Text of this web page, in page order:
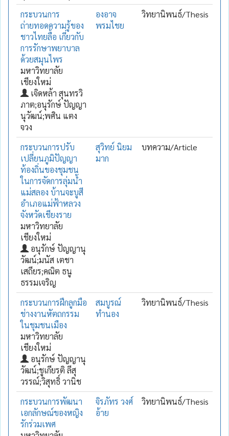
กระบวนการ
ถ่ายทอดความรู้ของ
ชาวไทยลื้อ เกี่ยวกับ
การรักษาพยาบาล
ด้วยสมุนไพร
มหาวิทยาลัย
เชียงใหม่
เจิดหล้า สุนทรวิ
ภาต;อนุรักษ์ ปัญญา
นุวัฒน์;พศิน แตง
จวง
องอาจ
พรมไชย
วิทยานิพนธ์/Thesis
กระบวนการปรับ
เปลี่ยนภูมิปัญญา
ท้องถิ่นของชุมชน
ในการจัดการลุ่มน้ำ
แม่สลอง บ้านจะบูสี
อำเภอแม่ฟ้าหลวง
จังหวัดเชียงราย
มหาวิทยาลัย
เชียงใหม่
อนุรักษ์ ปัญญานุ
วัฒน์;มนัส เตชา
เสถียร;คณิต ธนู
ธรรมเจริญ
สุวิทย์ นิยม
มาก
บทความ/Article
กระบวนการฝึกลูกมือ
ช่างงานหัตถกรรม
ในชุมชนเมือง
มหาวิทยาลัย
เชียงใหม่
อนุรักษ์ ปัญญานุ
วัฒน์;ชูเกียรติ ลีสุ
วรรณ์;วิสุทธิ์ วานิช
สมบูรณ์
ทำนอง
วิทยานิพนธ์/Thesis
กระบวนการพัฒนา
เอกลักษณ์ของหญิง
รักร่วมเพศ
จิรภัทร วงศ์
อ้าย
วิทยานิพนธ์/Thesis